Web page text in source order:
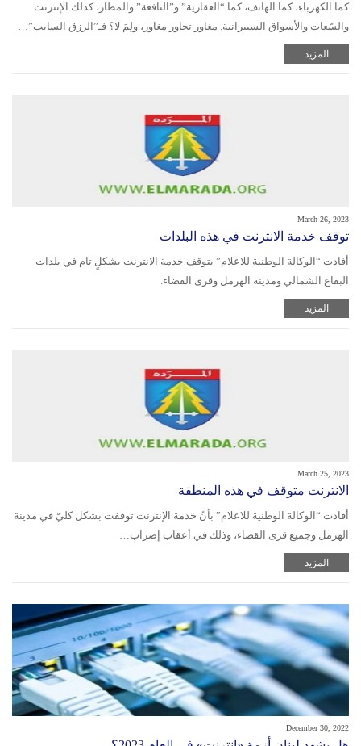
كما الكهرباء، كما الهاتف، كما “العقارية” و”النافعة” والمطار، كذلك الإنترنت
والسّعات والأسواق السيبرانية. مغاور تجاور مغاور، ولِمَ لا؟ فـ”الرزق السايب”…
المزيد
March 26, 2023
توقف خدمة الانترنت في هذه البلدات
أفادت “الوكالة الوطنية للاعلام” بتوقف خدمة الانترنت بشكلٍ تام في بلدات
البقاع الشمالي ومدينة الهرمل وقرى القضاء.
المزيد
March 25, 2023
الانترنت متوقف في هذه المنطقة
أفادت “الوكالة الوطنية للاعلام” بأنّ خدمة الإنترنت توقفت بشكل كليّ في مدينة
الهرمل وجميع قرى القضاء، وذلك في أعقاب إضراب…
المزيد
December 30, 2022